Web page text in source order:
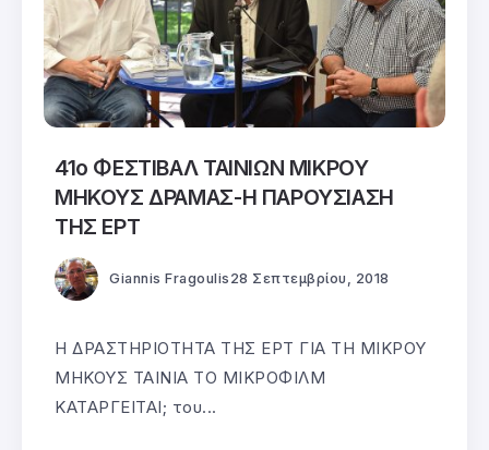
41ο ΦΕΣΤΙΒΑΛ ΤΑΙΝΙΩΝ ΜΙΚΡΟΥ
ΜΗΚΟΥΣ ΔΡΑΜΑΣ-Η ΠΑΡΟΥΣΙΑΣΗ
ΤΗΣ ΕΡΤ
Giannis Fragoulis 28 Σεπτεμβρίου, 2018
Η ΔΡΑΣΤΗΡΙΟΤΗΤΑ ΤΗΣ ΕΡΤ ΓΙΑ ΤΗ ΜΙΚΡΟΥ
ΜΗΚΟΥΣ ΤΑΙΝΙΑ ΤΟ ΜΙΚΡΟΦΙΛΜ
ΚΑΤΑΡΓΕΙΤΑΙ; του...